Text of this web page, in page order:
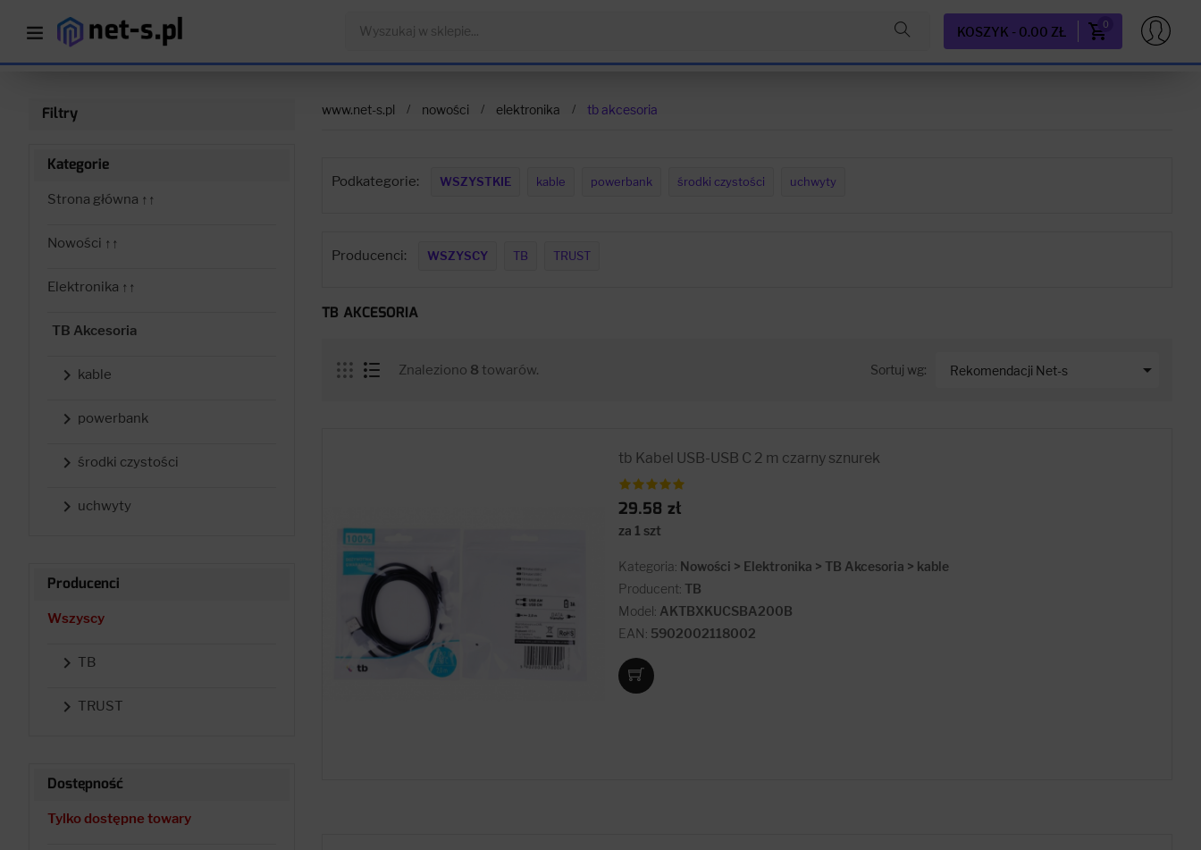
KOSZYK - 0.00 ZŁ 0
Filtry
Kategorie
Strona główna ↑↑
Nowości ↑↑
Elektronika ↑↑
TB Akcesoria
 kable
 powerbank
 środki czystości
 uchwyty
Producenci
Wszyscy
 TB
 TRUST
Dostępność
Tylko dostępne towary
www.net-s.pl nowości elektronika tb akcesoria
Podkategorie: WSZYSTKIE kable powerbank środki czystości uchwyty
Producenci: WSZYSCY TB TRUST
TB AKCESORIA
Znaleziono 8 towarów. Rekomendacji Net-s 
Sortuj wg:
tb Kabel USB-USB C 2 m czarny sznurek
29.58 zł
za 1 szt
Kategoria: Nowości > Elektronika > TB Akcesoria > kable
Producent: TB
Model: AKTBXKUCSBA200B
EAN: 5902002118002